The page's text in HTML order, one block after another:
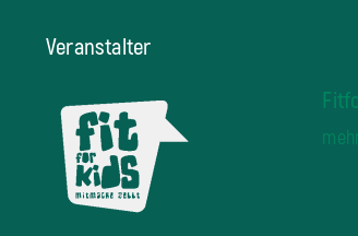
Veranstalter